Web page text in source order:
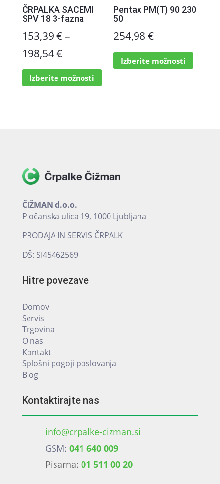
ČRPALKA SACEMI
SPV 18 3-fazna
153,39 €–
198,54€Cenovni
razpon:
od
Izberite možnosti
Ta
strani
Pentax PM(T) 90 230
50
254,98€
Izberite možnosti
Ta
ČIŽMAN d.o.o.
Pločanska ulica 19, 1000 Ljubljana
PRODAJA IN SERVIS ČRPALK
DŠ: SI45462569
Hitre povezave
Domov
Servis
Trgovina
O nas
Kontakt
Splošni pogoji poslovanja
Blog
Kontaktirajte nas
info@crpalke-cizman.si
GSM: 041 640 009
Pisarna: 01 511 00 20